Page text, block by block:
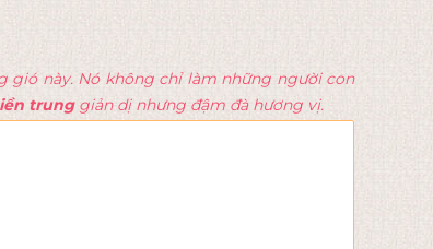
gió này. Nó không chỉ làm những người con
trunggiản dị nhưng đậm đà hương vị.